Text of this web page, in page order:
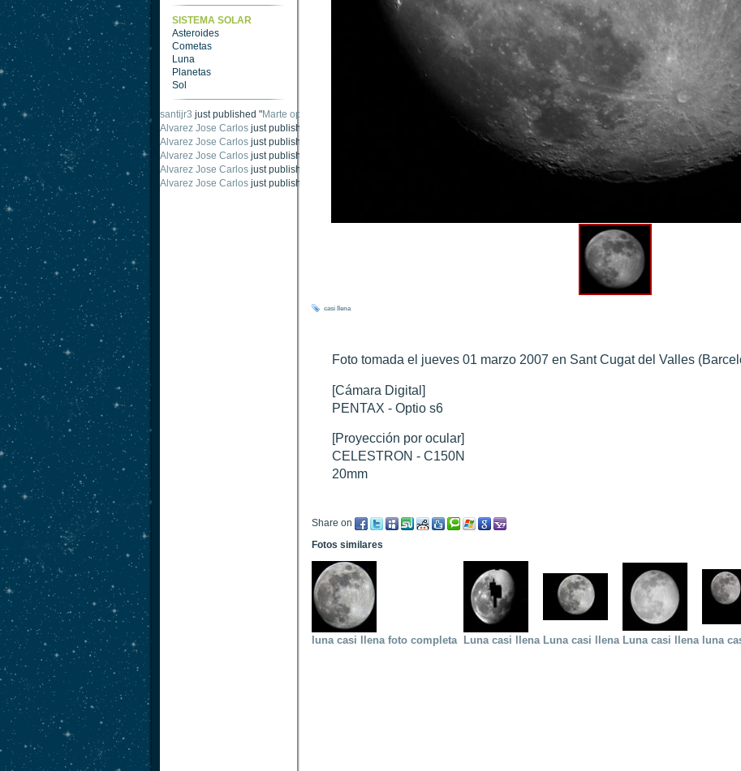
SISTEMA SOLAR
Asteroides
Cometas
Luna
Planetas
Sol
santijr3 just published "Marte oposición 2020
Alvarez Jose Carlos just published "
Alvarez Jose Carlos just published "
Alvarez Jose Carlos just published "
Alvarez Jose Carlos just published "
Alvarez Jose Carlos just published "
casi llena
Foto tomada el jueves 01 marzo 2007 en Sant Cugat del Valles
[Cámara Digital]
PENTAX - Optio s6
[Proyección por ocular]
CELESTRON - C150N
20mm
Share on
Fotos similares
luna casi llena foto completa Luna casi llena Luna casi llena Luna casi llena luna